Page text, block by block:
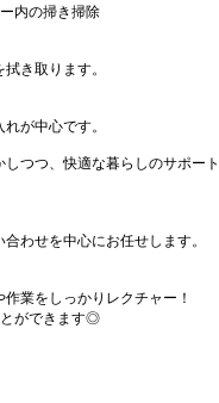
内の掃き掃除
き取ります。
が中心です。
つつ、快適な暮らしのサポー
わせを中心にお任せします。
業をしっかりレクチャー！
ができます◎